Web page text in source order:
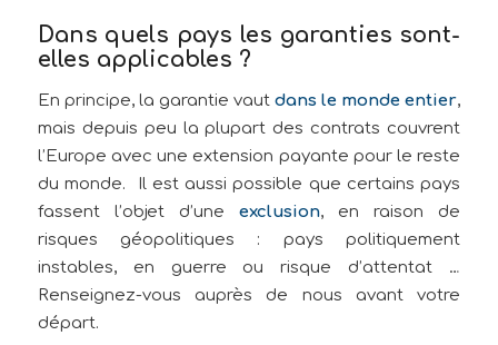
Dans quels pays les garanties sont-
elles applicables ?
En principe, la garantie vautdans le monde entier,
mais depuis peu la plupart des contrats couvrent
l’Europe avec une extension payante pour le reste
du monde. Il est aussi possible que certains pays
fassent l’objet d’une exclusion, en raison de
risques géopolitiques : pays politiquement
instables, en guerre ou risque d’attentat …
Renseignez-vous auprès de nous avant votre
départ.